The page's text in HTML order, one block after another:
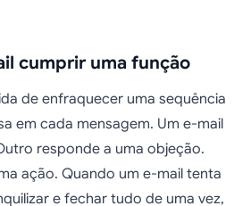
cumprir uma função
de enfraquecer uma sequência
em cada mensagem. Um e-mail
responde a uma objeção.
ação. Quando um e-mail tenta
e fechar tudo de uma vez,